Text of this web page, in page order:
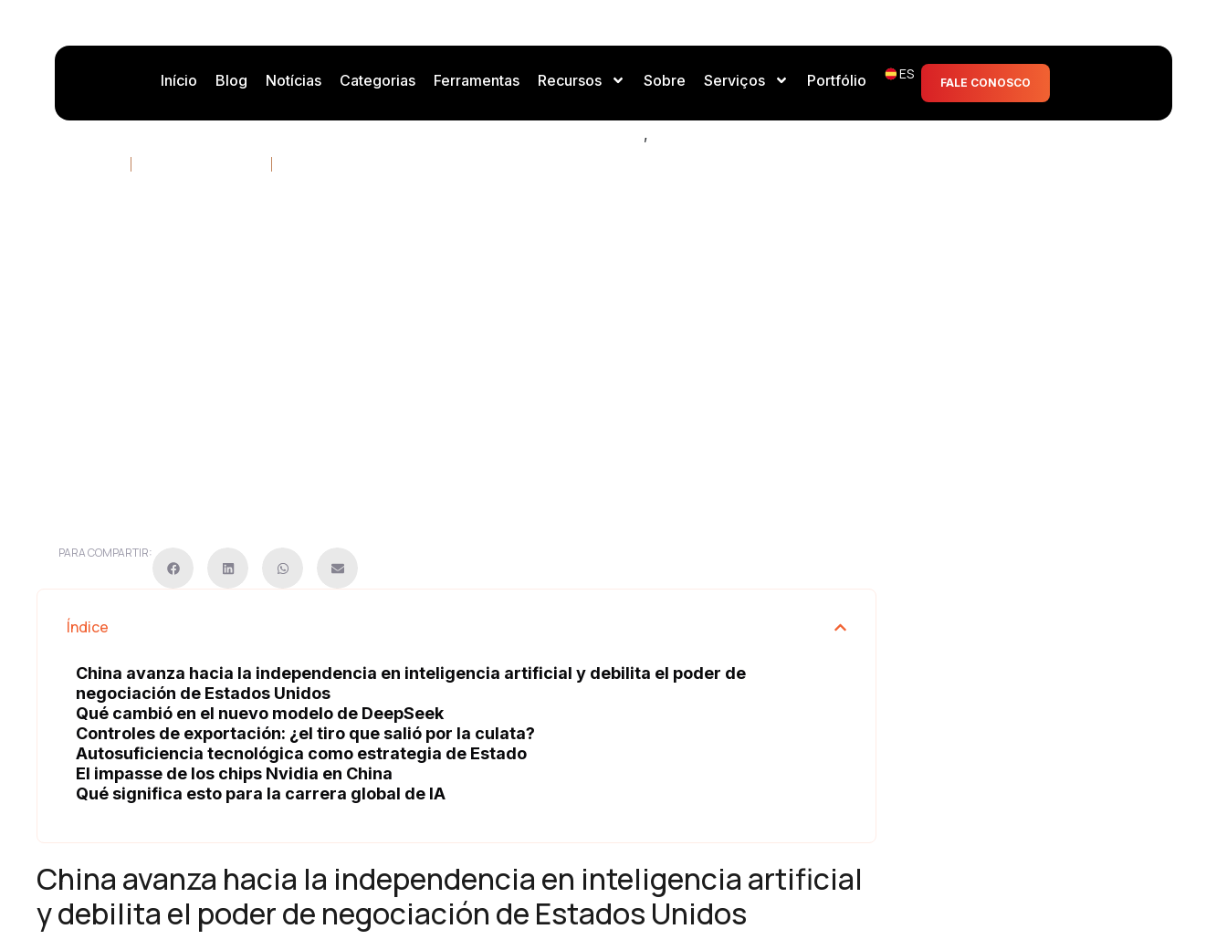
Início Blog Notícias Categorias Ferramentas Recursos Sobre Serviços Portfólio ES
FALE CONOSCO
DeepSeek y Huawei: la IA china busca la independencia tecnológica.
,
PARA COMPARTIR:
Índice
China avanza hacia la independencia en inteligencia artificial y debilita el poder de
negociación de Estados Unidos
Qué cambió en el nuevo modelo de DeepSeek
Controles de exportación: ¿el tiro que salió por la culata?
Autosuficiencia tecnológica como estrategia de Estado
El impasse de los chips Nvidia en China
Qué significa esto para la carrera global de IA
China avanza hacia la independencia en inteligencia artificial
y debilita el poder de negociación de Estados Unidos